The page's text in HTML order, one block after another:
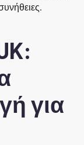
για